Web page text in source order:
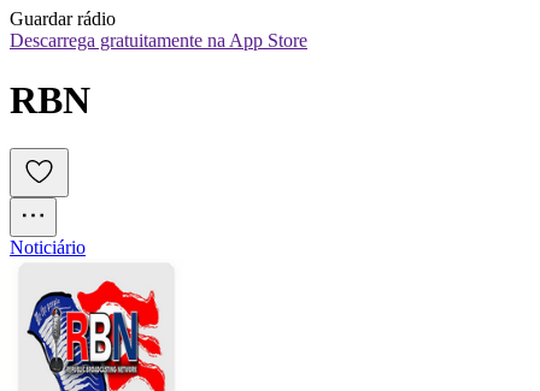
Guardar rádio
Descarrega gratuitamente na App Store
RBN
Noticiário